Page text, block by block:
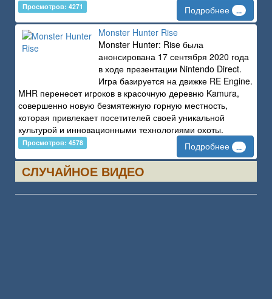
Просмотров: 4271 Подробнее ...
Monster Hunter Rise
Monster Hunter: Rise была
анонсирована 17 сентября 2020 года
в ходе презентации Nintendo Direct.
Игра базируется на движке RE Engine.
MHR перенесет игроков в красочную деревню Kamura,
совершенно новую безмятежную горную местность,
которая привлекает посетителей своей уникальной
культурой и инновационными технологиями охоты.
Просмотров: 4578 Подробнее ...
СЛУЧАЙНОЕ ВИДЕО